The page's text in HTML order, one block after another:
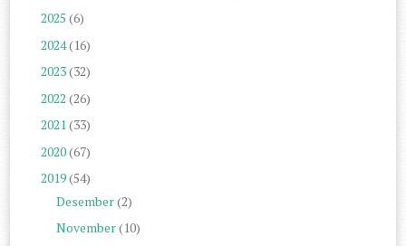
2025 (6)
2024(16)
2023(32)
2022 (26)
2021(33)
2020(67)
2019(54)
Desember(2)
November(10)